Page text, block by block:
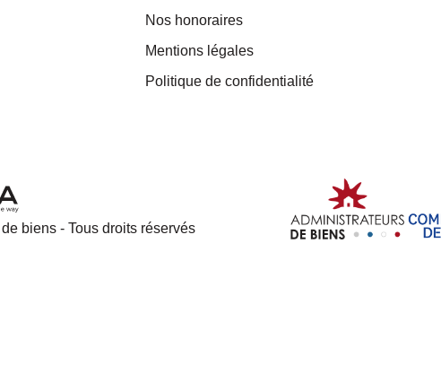
Nos honoraires
Mentions légales
Politique de confidentialité
biens - Tous droits réservés